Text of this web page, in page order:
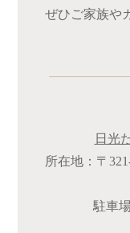
ぜひご家族や
日光
所在地：〒
駐車